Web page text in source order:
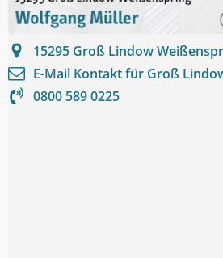
15295 Groß Lindow
E-Mail Kontakt für Groß
0800 589 0225